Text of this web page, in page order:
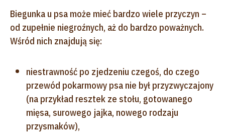
Biegunka u psa może mieć bardzo wiele przyczyn –
od zupełnie niegroźnych, aż do bardzo poważnych.
Wśród nich znajdują się:
niestrawność po zjedzeniu czegoś, do czego
przewód pokarmowy psa nie był przyzwyczajony
(na przykład resztek ze stołu, gotowanego
mięsa, surowego jajka, nowego rodzaju
przysmaków),